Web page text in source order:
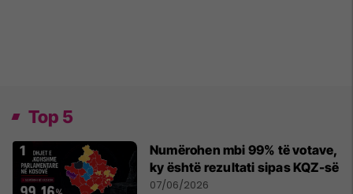
Top 5
Numërohen mbi 99% të votave,
ky është rezultati sipas KQZ-së
07/06/2026